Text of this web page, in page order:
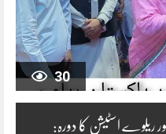
30
ریلوے اسٹیشن کا دورہ: